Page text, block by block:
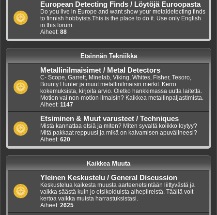
European Detecting Finds / Löytöjä Euroopasta
Do you live in Europe and want show your metaldetecting finds
to finnish hobbyists.This is the place to do it. Use only English
in this forum.
Aiheet: 88
Etsinnän Tekniikka
Metallinilmaisimet / Metal Detectors
C- Scope, Garrett, Minelab, Viking, Whites, Fisher, Tesoro,
Bounty Hunter ja muut metallinilmaisin merkit. Kerro
kokemuksista, kirjoita arvio. Oletko hankkimassa uutta laitetta.
Motion vai non-motion ilmaisin? Kaikkea metallinpaljastimista.
Aiheet: 1147
Etsiminen & Muut varusteet / Techniques
Mistä kannattaa etsiä ja miten? Miten syvaltä kolikko loytyy?
Mitä pakkaat reppuusi ja mikä on kaivamisen apuvälineesi?
Aiheet: 620
Kaikkea Muuta
Yleinen Keskustelu / General Discussion
Keskustelua kaikesta muusta aarteenetsintään liittyvästä ja
vaikka säästä kuin jo otsikoiduista aihepiireistä. Täällä voit
kertoa vaikka muista harrastuksistasi.
Aiheet: 2625